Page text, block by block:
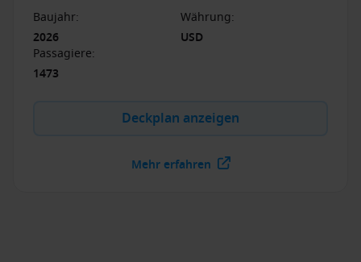
Baujahr:
2026
Währung:
USD
Passagiere:
1473
Deckplan anzeigen
Mehr erfahren